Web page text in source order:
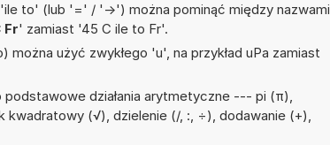
to' (lub '=' / '->') można pominąć między nazwami
Fr' zamiast '45 C ile to Fr'.
użyć zwykłego 'u', na przykład uPa zamiast
działania arytmetyczne --- pi (π),
kwadratowy (√), dzielenie (/, :, ÷), dodawanie (+),